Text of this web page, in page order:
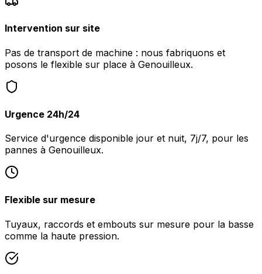
Intervention sur site
Pas de transport de machine : nous fabriquons et
posons le flexible sur place à Genouilleux.
Urgence 24h/24
Service d'urgence disponible jour et nuit, 7j/7, pour les
pannes à Genouilleux.
Flexible sur mesure
Tuyaux, raccords et embouts sur mesure pour la basse
comme la haute pression.